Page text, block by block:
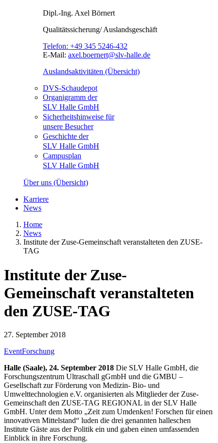
Dipl.-Ing. Axel Börnert
Qualitätssicherung/ Auslandsgeschäft
Telefon: +49 345 5246-432
E-Mail: axel.boernert@slv-halle.de
Auslandsaktivitäten (Übersicht)
DVS-Schaudepot
Organigramm der
SLV Halle GmbH
Sicherheitshinweise für
unsere Besucher
Geschichte der
SLV Halle GmbH
Campusplan
SLV Halle GmbH
Über uns (Übersicht)
Karriere
News
Home
News
Institute der Zuse-Gemeinschaft veranstalteten den ZUSE-
TAG
Institute der Zuse-
Gemeinschaft veranstalteten
den ZUSE-TAG
27. September 2018
EventForschung
Halle (Saale), 24. September 2018 Die SLV Halle GmbH, die
Forschungszentrum Ultraschall gGmbH und die GMBU –
Gesellschaft zur Förderung von Medizin- Bio- und
Umwelttechnologien e.V. organisierten als Mitglieder der Zuse-
Gemeinschaft den ZUSE-TAG REGIONAL in der SLV Halle
GmbH. Unter dem Motto „Zeit zum Umdenken! Forschen für einen
innovativen Mittelstand“ luden die drei genannten halleschen
Institute Gäste aus der Politik ein und gaben einen umfassenden
Einblick in ihre Forschung.